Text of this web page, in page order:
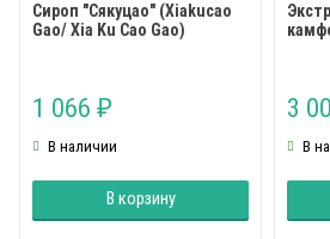
Сироп "Сякуцао" (Xiakucao
Gao/ Xia Ku Cao Gao)
1 066 ₽
В наличии
В корзину
3
В